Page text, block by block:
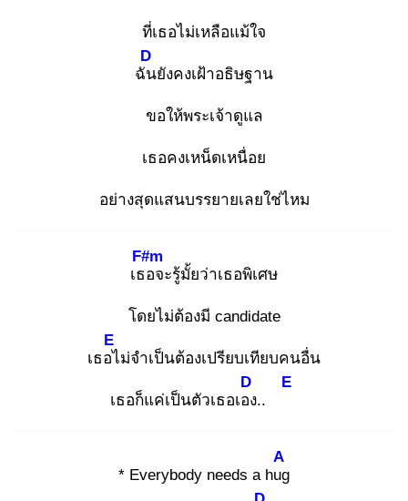
ที่เธอไม่เหลือแม้ใจ
ฉัน
D
ยังคงเฝ้าอธิษฐาน
ขอให้พระเจ้าดูแล
เธอคงเหน็ดเหนื่อย
อย่างสุดแสนบรรยายเลยใช่ไหม
เธอ
F#m
จะรู้มั้ยว่าเธอพิเศษ
โดยไม่ต้องมี candidate
เธอไ
E
ม่จำเป็นต้องเปรียบเทียบคนอื่น
เธอก็แค่เป็นตัวเธอเอง
D
..
E
* Everybody needs a hug
A